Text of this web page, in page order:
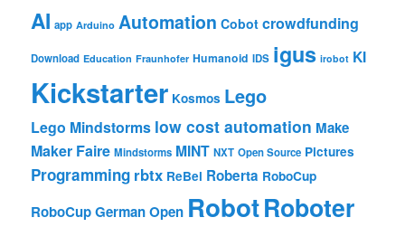
AI app Arduino Automation Cobot crowdfunding
Download Education Fraunhofer Humanoid IDS igus irobot KI
Kickstarter Kosmos Lego
Lego Mindstorms low cost automation Make
Maker Faire Mindstorms MINT NXT Open Source Pictures
Programming rbtx ReBel Roberta RoboCup
RoboCup German Open RobotRoboter